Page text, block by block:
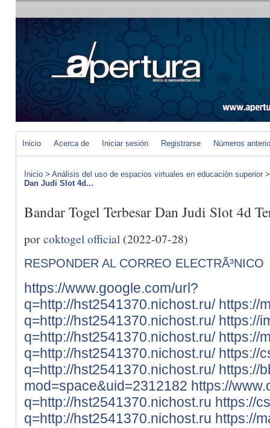
Inicio Acerca de Iniciar sesión Registrarse Números
Inicio > Análisis del uso de espacios virtuales en educación superior
Dan Judi Slot 4d...
Bandar Togel Terbesar Dan Judi Slot 4d
porcoktogel official (2022-07-28)
RESPONDER AL CORREO ELECTRÃ³NICO
https://www.google.com/url?
q=http://hst2541370.nichost.ru/ https://
q=http://hst2541370.nichost.ru/ https://
q=http://hst2541370.nichost.ru/ https://
q=http://hst2541370.nichost.ru/ https://
q=http://hst2541370.nichost.ru/ https://
mod=space&uid=2312182 https://
q=http://hst2541370.nichost.ru https://
q=http://hst2541370.nichost.ru https://